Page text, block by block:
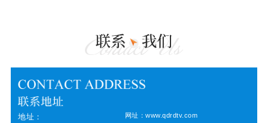
地址：
网址：www.qdrdtv.com